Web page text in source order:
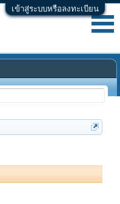
เข้าสู่ระบบหรือลงทะเบียน